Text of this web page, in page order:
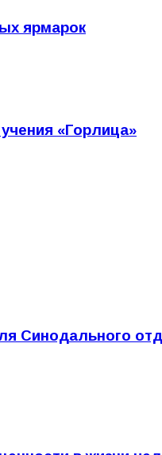
ярмарок
«Горлица»
Синодального